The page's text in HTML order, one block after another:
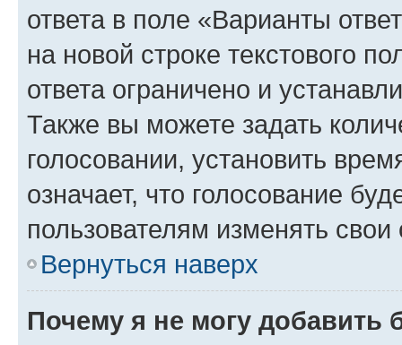
ответа в поле «Варианты
на новой строке текстового
ответа ограничено и
Также вы можете задать
голосовании, установить
означает, что голосование
пользователям изменять свои
Вернуться наверх
Почему я не могу добавить